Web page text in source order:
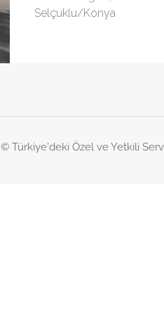
Selçuklu/Konya
© Türkiye'deki Özel ve Yetkili